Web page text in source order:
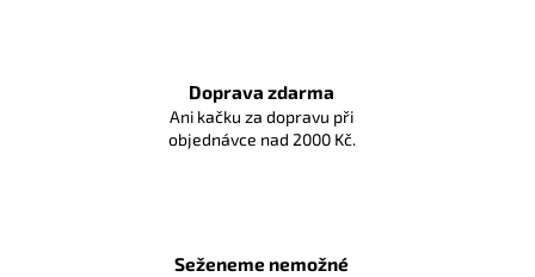
Doprava zdarma
Ani kačku za dopravu při
objednávce nad 2000 Kč.
Seženeme nemožné